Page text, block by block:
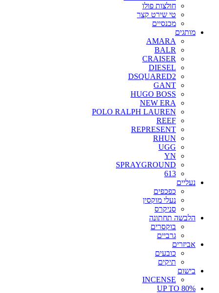
חולצות פולו
טי שירט קצר
מכנסיים
מותגים
AMARA
BALR
CRAISER
DIESEL
DSQUARED2
GANT
HUGO BOSS
NEW ERA
POLO RALPH LAUREN
REEF
REPRESENT
RHUN
UGG
YN
SPRAYGROUND
613
נעליים
כפכפים
נעלי מוקסין
סניקרס
הלבשה תחתונה
בוקסרים
גרביים
אביזרים
כובעים
תיקים
בישום
INCENSE
UP TO 80%